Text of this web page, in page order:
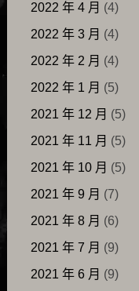
2022 年 4 月 (4)
2022 年 3 月 (4)
2022 年 2 月 (4)
2022 年 1 月 (5)
2021 年 12 月 (5)
2021 年 11 月 (5)
2021 年 10 月 (5)
2021 年 9 月 (7)
2021 年 8 月 (6)
2021 年 7 月 (9)
2021 年 6 月 (9)